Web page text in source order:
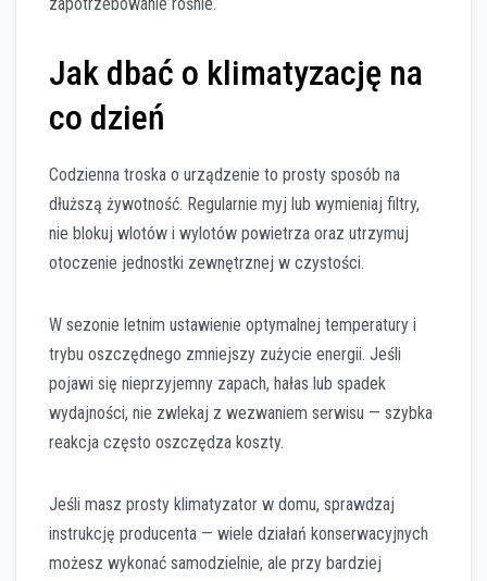
zapotrzebowanie rośnie.
Jak dbać o klimatyzację na
co dzień
Codzienna troska o urządzenie to prosty sposób na
dłuższą żywotność. Regularnie myj lub wymieniaj filtry,
nie blokuj wlotów i wylotów powietrza oraz utrzymuj
otoczenie jednostki zewnętrznej w czystości.
W sezonie letnim ustawienie optymalnej temperatury i
trybu oszczędnego zmniejszy zużycie energii. Jeśli
pojawi się nieprzyjemny zapach, hałas lub spadek
wydajności, nie zwlekaj z wezwaniem serwisu — szybka
reakcja często oszczędza koszty.
Jeśli masz prosty klimatyzator w domu, sprawdzaj
instrukcję producenta — wiele działań konserwacyjnych
możesz wykonać samodzielnie, ale przy bardziej